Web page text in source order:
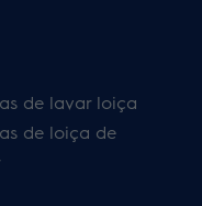
de lavar loiça
de loiça de